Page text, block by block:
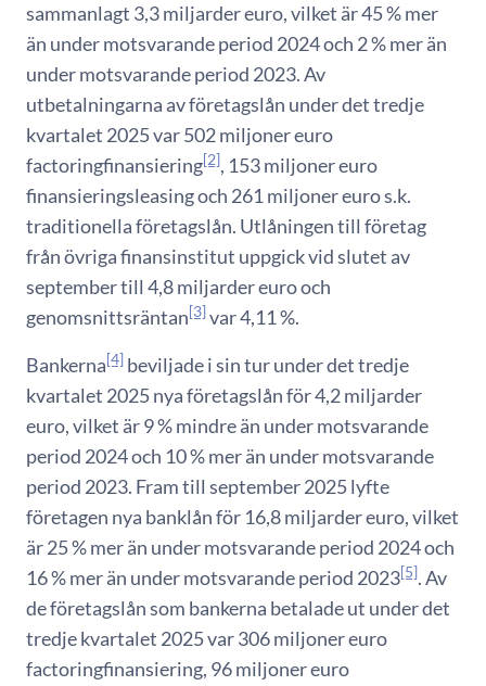
sammanlagt 3,3 miljarder euro, vilket är 45 % mer
än under motsvarande period 2024 och 2 % mer än
under motsvarande period 2023. Av
utbetalningarna av företagslån under det tredje
kvartalet 2025 var 502 miljoner euro
factoringfinansiering[2], 153 miljoner euro
finansieringsleasing och 261 miljoner euro s.k.
traditionella företagslån. Utlåningen till företag
från övriga finansinstitut uppgick vid slutet av
september till 4,8 miljarder euro och
genomsnittsräntan[3] var 4,11 %.
Bankerna[4] beviljade i sin tur under det tredje
kvartalet 2025 nya företagslån för 4,2 miljarder
euro, vilket är 9 % mindre än under motsvarande
period 2024 och 10 % mer än under motsvarande
period 2023. Fram till september 2025 lyfte
företagen nya banklån för 16,8 miljarder euro, vilket
är 25 % mer än under motsvarande period 2024 och
16 % mer än under motsvarande period 2023[5]. Av
de företagslån som bankerna betalade ut under det
tredje kvartalet 2025 var 306 miljoner euro
factoringfinansiering, 96 miljoner euro